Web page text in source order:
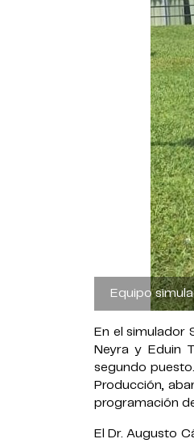
Equipo
En el simulador
Neyra y Eduin
segundo
Producción,
programación
El Dr. Augusto